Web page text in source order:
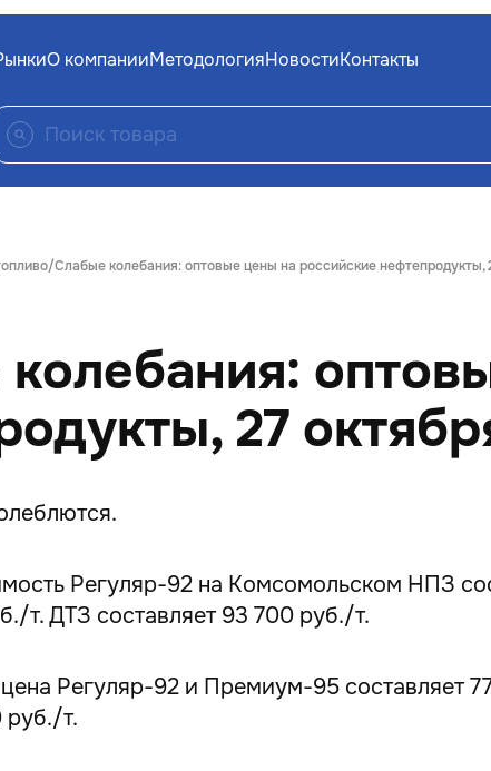
О компанииМетодологияНовостиКонтакты
Слабые колебания: оптовые цены на российские нефтепродукты,
27
Регуляр-92 на Комсомольском НПЗ
т. ДТЗ составляет 93 700 руб./т.
Регуляр-92 и Премиум-95 составляет
руб./т.